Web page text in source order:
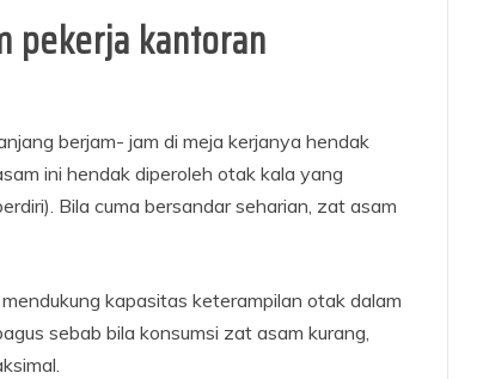
pekerja kantoran
berjam- jam di meja kerjanya hendak
ini hendak diperoleh otak kala yang
Bila cuma bersandar seharian, zat asam
kapasitas keterampilan otak dalam
sebab bila konsumsi zat asam kurang,